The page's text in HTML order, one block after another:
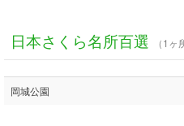
日本さくら名所百選 （1ヶ
岡城公園